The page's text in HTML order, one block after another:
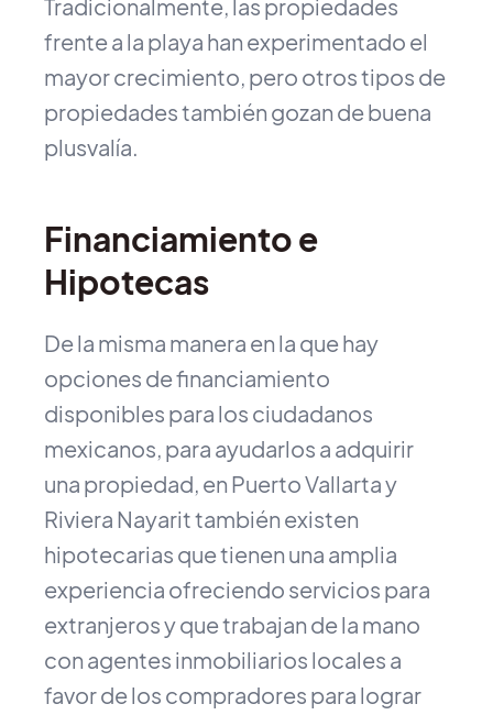
Tradicionalmente, las propiedades
frente a la playa han experimentado el
mayor crecimiento, pero otros tipos de
propiedades también gozan de buena
plusvalía.
Financiamiento e
Hipotecas
De la misma manera en la que hay
opciones de financiamiento
disponibles para los ciudadanos
mexicanos, para ayudarlos a adquirir
una propiedad, en Puerto Vallarta y
Riviera Nayarit también existen
hipotecarias que tienen una amplia
experiencia ofreciendo servicios para
extranjeros y que trabajan de la mano
con agentes inmobiliarios locales a
favor de los compradores para lograr